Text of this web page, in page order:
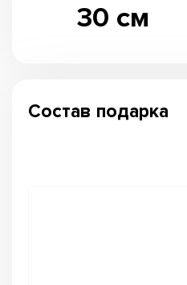
30 см
Состав подарка